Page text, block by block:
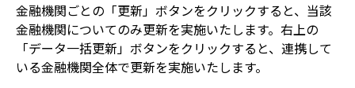
金融機関ごとの「更新」ボタンをクリックすると、当該
金融機関についてのみ更新を実施いたします。右上の
「データ一括更新」ボタンをクリックすると、連携して
いる金融機関全体で更新を実施いたします。